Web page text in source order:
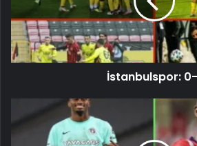
İstanbulspor: 0-